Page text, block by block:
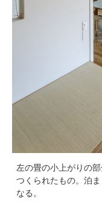
左の畳の小上がりの
つくられたもの。泊
なる。